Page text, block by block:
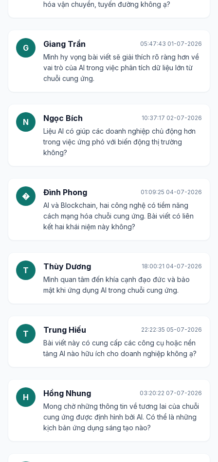
hóa vận chuyển, tuyến đường không ạ?
G Giang Trần 05:47:43 01-07-2026
Mình hy vọng bài viết sẽ giải thích rõ ràng hơn về
vai trò của AI trong việc phân tích dữ liệu lớn từ
chuỗi cung ứng.
N Ngọc Bích 10:37:17 02-07-2026
Liệu AI có giúp các doanh nghiệp chủ động hơn
trong việc ứng phó với biến động thị trường
không?
� Đình Phong 01:09:25 04-07-2026
AI và Blockchain, hai công nghệ có tiềm năng
cách mạng hóa chuỗi cung ứng. Bài viết có liên
kết hai khái niệm này không?
T Thùy Dương 18:00:21 04-07-2026
Mình quan tâm đến khía cạnh đạo đức và bảo
mật khi ứng dụng AI trong chuỗi cung ứng.
T Trung Hiếu 22:22:35 05-07-2026
Bài viết này có cung cấp các công cụ hoặc nền
tảng AI nào hữu ích cho doanh nghiệp không ạ?
H Hồng Nhung 03:20:22 07-07-2026
Mong chờ những thông tin về tương lai của chuỗi
cung ứng được định hình bởi AI. Có thể là những
kịch bản ứng dụng sáng tạo nào?